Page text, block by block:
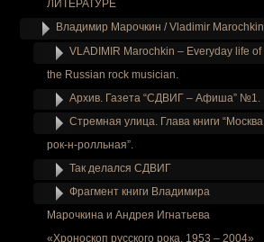
ЛИТЕРАТУРЕ
Владимир Марочкин / Vladimir Marochkin
VLADIMIR Marochkin – Everyday life of
the Russian rock musician.
Архив. Газета “СДВИГ – Афиша” №1.
Стремная улица. Глава книги “Москва
рок-н-ролльная”.
Так делался СДВИГ
Фрагмент книги Владимира
Марочкина и Андрея Игнатьева
«Хроноскоп русского рока. 1953 – 2004»